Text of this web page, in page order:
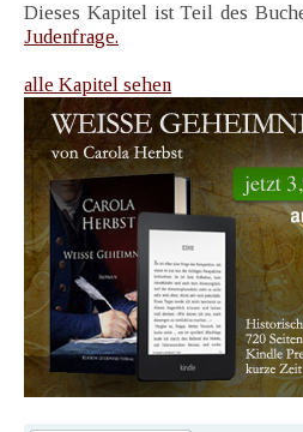
Dieses Kapitel ist Teil des
Judenfrage.
alle Kapitel sehen